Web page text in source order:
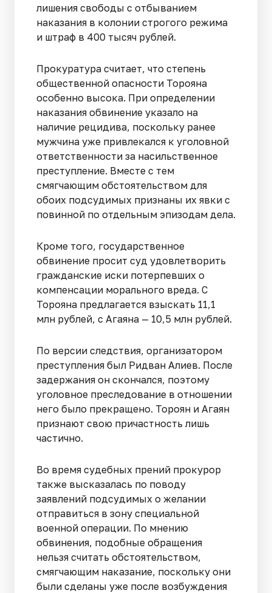
лишения свободы с отбыванием
наказания в колонии строгого режима
и штраф в 400 тысяч рублей.
Прокуратура считает, что степень
общественной опасности Торояна
особенно высока. При определении
наказания обвинение указало на
наличие рецидива, поскольку ранее
мужчина уже привлекался к уголовной
ответственности за насильственное
преступление. Вместе с тем
смягчающим обстоятельством для
обоих подсудимых признаны их явки с
повинной по отдельным эпизодам дела.
Кроме того, государственное
обвинение просит суд удовлетворить
гражданские иски потерпевших о
компенсации морального вреда. С
Торояна предлагается взыскать 11,1
млн рублей, с Агаяна — 10,5 млн рублей.
По версии следствия, организатором
преступления был Ридван Алиев. После
задержания он скончался, поэтому
уголовное преследование в отношении
него было прекращено. Тороян и Агаян
признают свою причастность лишь
частично.
Во время судебных прений прокурор
также высказалась по поводу
заявлений подсудимых о желании
отправиться в зону специальной
военной операции. По мнению
обвинения, подобные обращения
нельзя считать обстоятельством,
смягчающим наказание, поскольку они
были сделаны уже после возбуждения